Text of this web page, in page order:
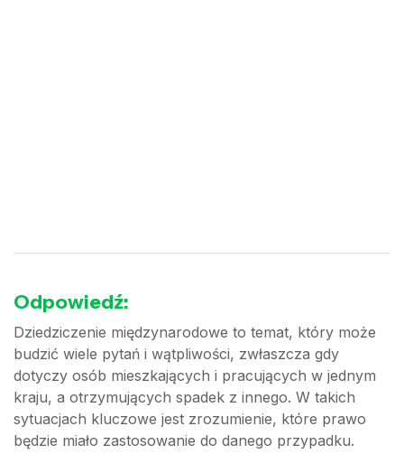
Odpowiedź:
Dziedziczenie międzynarodowe to temat, który może
budzić wiele pytań i wątpliwości, zwłaszcza gdy
dotyczy osób mieszkających i pracujących w jednym
kraju, a otrzymujących spadek z innego. W takich
sytuacjach kluczowe jest zrozumienie, które prawo
będzie miało zastosowanie do danego przypadku.